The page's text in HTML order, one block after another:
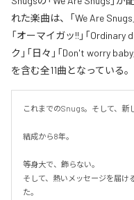
れた楽曲は、「We Are Snugs
「オーマイガッ!!」「Ordinary
ク」「日々」「Don't worry
を含む全11曲となっている。
これまでのSnugs。そして、新
結成から8年。
等身大で、飾らない。
そして、熱いメッセージを届け
た。